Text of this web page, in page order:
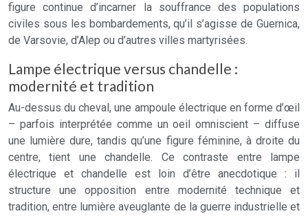
figure continue d’incarner la souffrance des populations
civiles sous les bombardements, qu’il s’agisse de Guernica,
de Varsovie, d’Alep ou d’autres villes martyrisées.
Lampe électrique versus chandelle :
modernité et tradition
Au-dessus du cheval, une ampoule électrique en forme d’œil
– parfois interprétée comme un oeil omniscient – diffuse
une lumière dure, tandis qu’une figure féminine, à droite du
centre, tient une chandelle. Ce contraste entre lampe
électrique et chandelle est loin d’être anecdotique : il
structure une opposition entre modernité technique et
tradition, entre lumière aveuglante de la guerre industrielle et